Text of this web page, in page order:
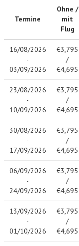
Termine
Ohne /
mit
Flug
16/08/2026
-
03/09/2026
€3,795
/
€4,695
23/08/2026
-
10/09/2026
€3,795
/
€4,695
30/08/2026
-
17/09/2026
€3,795
/
€4,695
06/09/2026
-
24/09/2026
€3,795
/
€4,695
13/09/2026
-
01/10/2026
€3,795
/
€4,695